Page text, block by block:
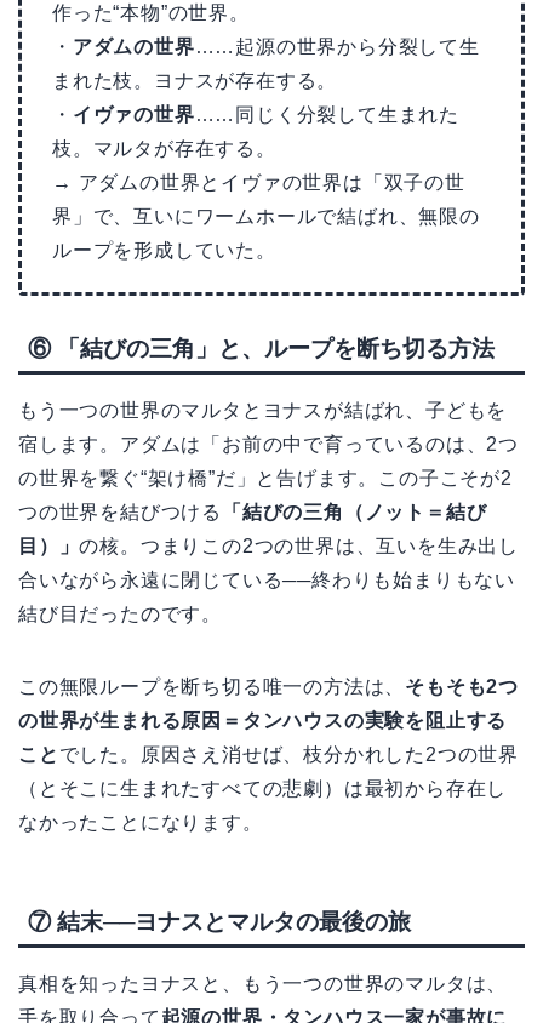
作った“本物”の世界。
・ アダムの世界……起源の世界から分裂して生
まれた枝。ヨナスが存在する。
・ イヴァの世界……同じく分裂して生まれた
枝。マルタが存在する。
→ アダムの世界とイヴァの世界は「双子の世
界」で、互いにワームホールで結ばれ、無限の
ループを形成していた。
⑥ 「結びの三角」と、ループを断ち切る方法
もう一つの世界のマルタとヨナスが結ばれ、子どもを
宿します。アダムは「お前の中で育っているのは、2つ
の世界を繋ぐ“架け橋”だ」と告げます。この子こそが2
つの世界を結びつける
「結びの三角（ノット＝結び
目）」の核。つまりこの2つの世界は、互いを生み出し
合いながら永遠に閉じている──終わりも始まりもない
結び目だったのです。
この無限ループを断ち切る唯一の方法は、 そもそも2つ
の世界が生まれる原因＝タンハウスの実験を阻止する
こと でした。原因さえ消せば、枝分かれした2つの世界
（とそこに生まれたすべての悲劇）は最初から存在し
なかったことになります。
⑦ 結末──ヨナスとマルタの最後の旅
真相を知ったヨナスと、もう一つの世界のマルタは、
手を取り合って 起源の世界・タンハウス一家が事故に